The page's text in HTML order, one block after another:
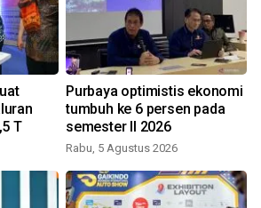
T
Purbaya optimistis ekonomi
tumbuh ke 6 persen pada
semester II 2026
Rabu, 5 Agustus 2026